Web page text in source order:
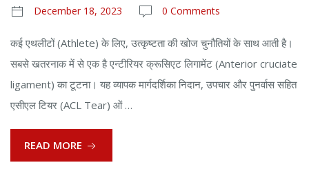
December 18, 2023 0 Comments
कई एथलीटों (Athlete) के लिए, उत्कृष्टता की खोज चुनौतियों के साथ आती है।
सबसे खतरनाक में से एक है एन्टीरियर क्रूसिएट लिगामेंट (Anterior cruciate
ligament) का टूटना। यह व्यापक मार्गदर्शिका निदान, उपचार और पुनर्वास सहित
एसीएल टियर (ACL Tear) ओं …
READ MORE